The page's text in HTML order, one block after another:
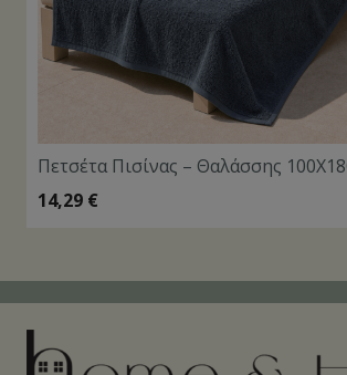
Πετσέτα Πισίνας – Θαλάσσης
14,29 €